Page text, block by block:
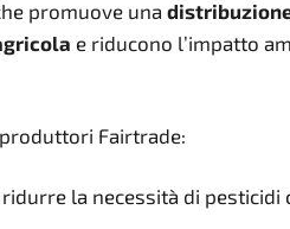
promuove una
e riducono l’impatto
Fairtrade:
la necessità di pesticidi